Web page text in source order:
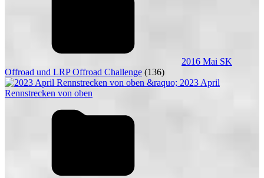
2016 Mai SK
Offroad und LRP Offroad Challenge (136)